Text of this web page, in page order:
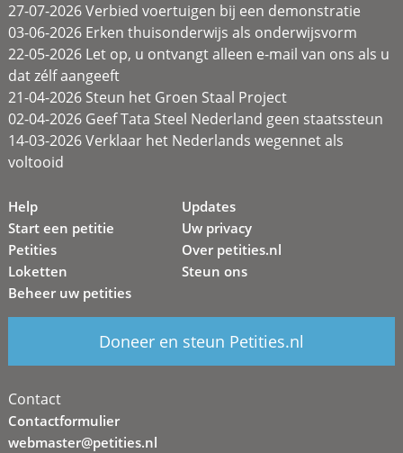
27-07-2026 Verbied voertuigen bij een demonstratie
03-06-2026 Erken thuisonderwijs als onderwijsvorm
22-05-2026 Let op, u ontvangt alleen e-mail van ons als u
dat zélf aangeeft
21-04-2026 Steun het Groen Staal Project
02-04-2026 Geef Tata Steel Nederland geen staatssteun
14-03-2026 Verklaar het Nederlands wegennet als
voltooid
Help
Start een petitie
Petities
Loketten
Beheer uw petities
Updates
Uw privacy
Over petities.nl
Steun ons
Doneer en steun Petities.nl
Contact
Contactformulier
webmaster@petities.nl